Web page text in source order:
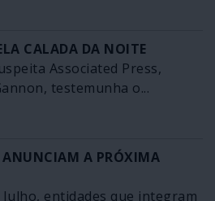
CALADA DA NOITE
Associated Press,
testemunha o...
ANUNCIAM A PRÓXIMA
entidades que integram